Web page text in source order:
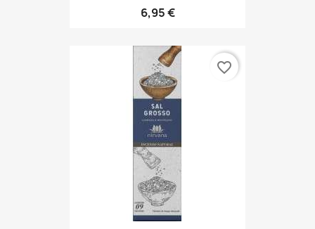
6,95 €
favorite_border